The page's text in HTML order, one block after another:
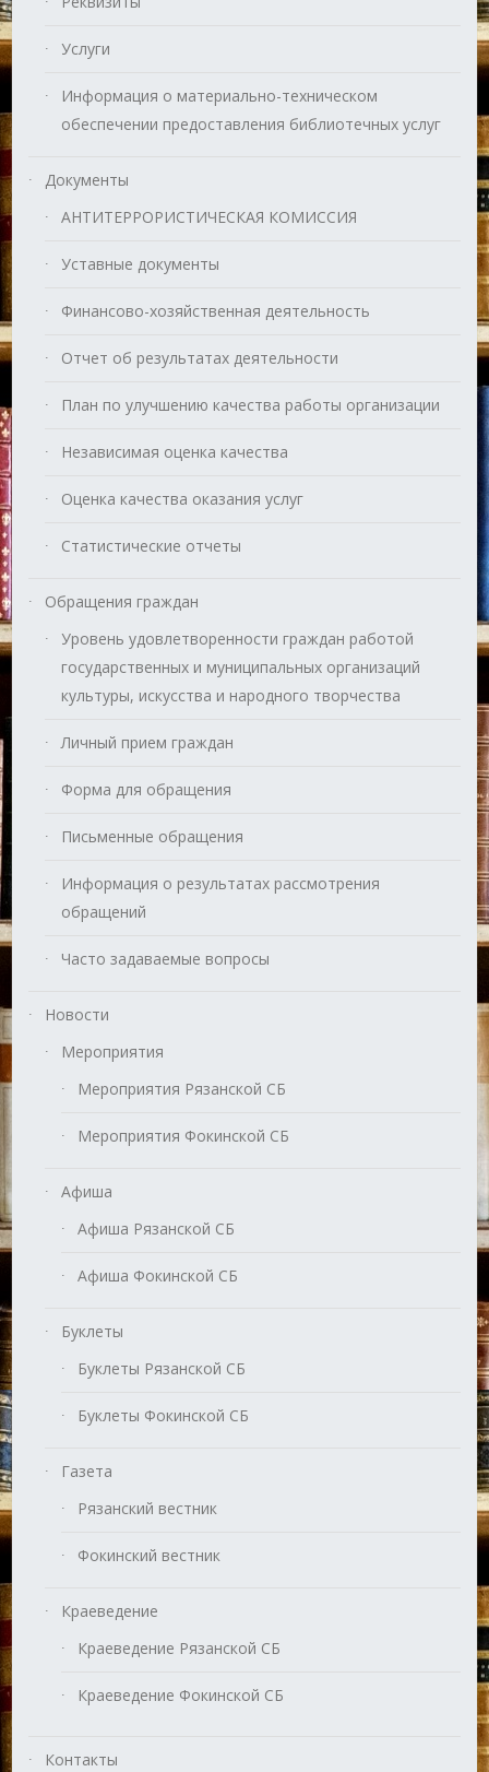
Услуги
Информация о материально-техническом
обеспечении предоставления библиотечных услуг
Документы
АНТИТЕРРОРИСТИЧЕСКАЯ КОМИССИЯ
Уставные документы
Финансово-хозяйственная деятельность
Отчет об результатах деятельности
План по улучшению качества работы организации
Независимая оценка качества
Оценка качества оказания услуг
Статистические отчеты
Обращения граждан
Уровень удовлетворенности граждан работой
государственных и муниципальных организаций
культуры, искусства и народного творчества
Личный прием граждан
Форма для обращения
Письменные обращения
Информация о результатах рассмотрения
обращений
Часто задаваемые вопросы
Новости
Мероприятия
Мероприятия Рязанской СБ
Мероприятия Фокинской СБ
Афиша
Афиша Рязанской СБ
Афиша Фокинской СБ
Буклеты
Буклеты Рязанской СБ
Буклеты Фокинской СБ
Газета
Рязанский вестник
Фокинский вестник
Краеведение
Краеведение Рязанской СБ
Краеведение Фокинской СБ
Контакты